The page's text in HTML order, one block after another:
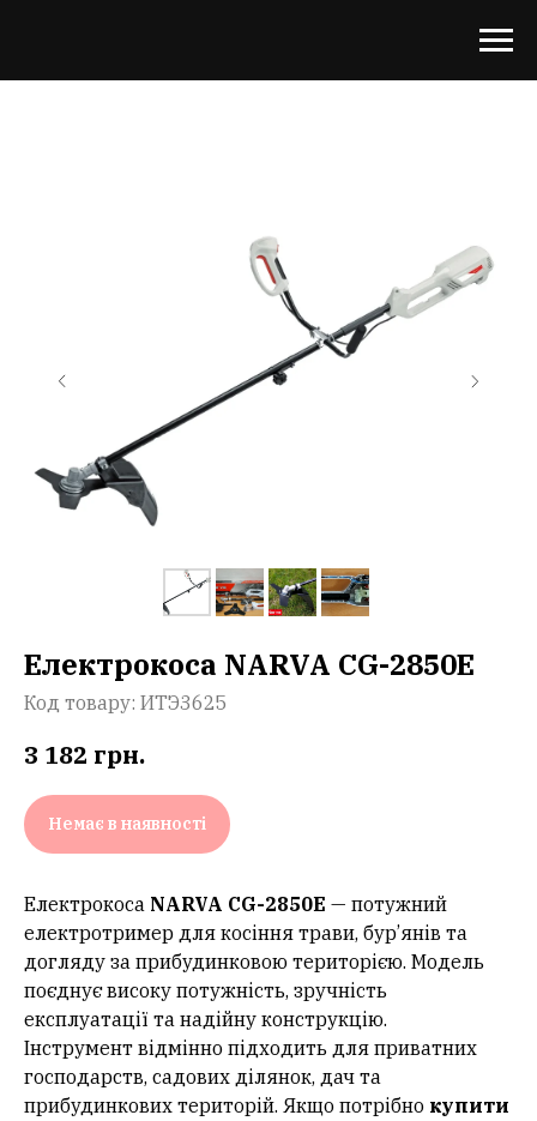
Електрокоса NARVA CG-2850Е
Код товару: ИТЭ3625
3 182 грн.
Немає в наявності
Електрокоса NARVA CG-2850E — потужний
електротример для косіння трави, бур’янів та
догляду за прибудинковою територією. Модель
поєднує високу потужність, зручність
експлуатації та надійну конструкцію.
Інструмент відмінно підходить для приватних
господарств, садових ділянок, дач та
прибудинкових територій. Якщо потрібно купити